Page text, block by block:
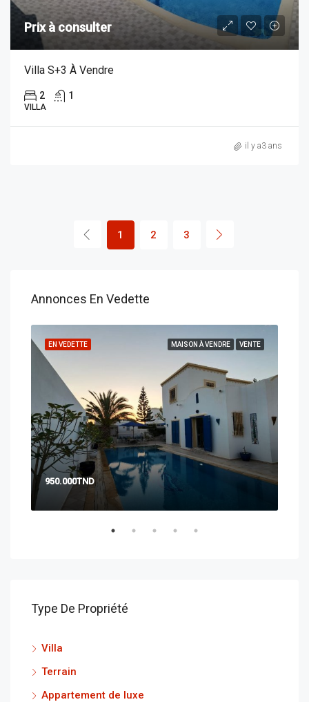
Prix à consulter
Villa S+3 À Vendre
2 1
VILLA
il y a3 ans
1 2 3
Annonces En Vedette
MAISON À VENDRE VENTE
EN VEDETTE
950.000TND
Type De Propriété
Villa
Terrain
Appartement de luxe